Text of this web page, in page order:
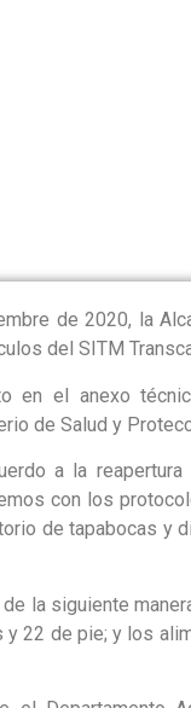
de 2020, la
del SITM
en el anexo
de Salud y
a la
con los
de tapabocas y
la siguiente
22 de pie; y los